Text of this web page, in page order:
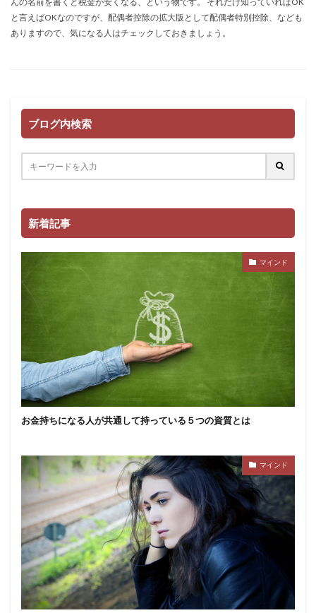
と言えばOKなのですが、配偶者控除の拡大版として配偶者特別控除、なども
ありますので、気になる人はチェックしておきましょう。
ブログ内検索
新着記事
マインド
お金持ちになる人が共通して持っている５つの資質とは
マインド